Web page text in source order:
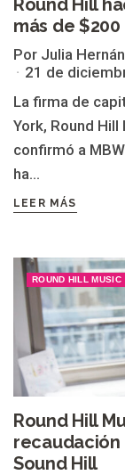
más de
Por Julia
21 de
La firma de
York, Round
confirmó a
ha...
LEER MÁS
ROUND HILL MUSIC
Round Hill
Sound Hill